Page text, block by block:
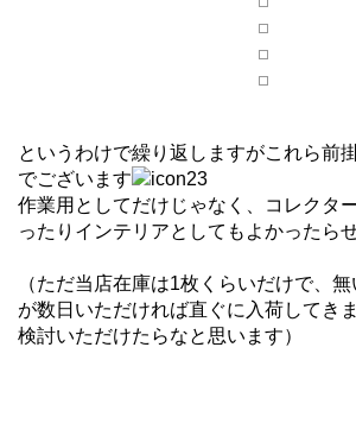
というわけで繰り返しますがこれら前
でございます
作業用としてだけじゃなく、コレクタ
ったりインテリアとしてもよかったら
（ただ当店在庫は1枚くらいだけで、
が数日いただければ直ぐに入荷してき
検討いただけたらなと思います）